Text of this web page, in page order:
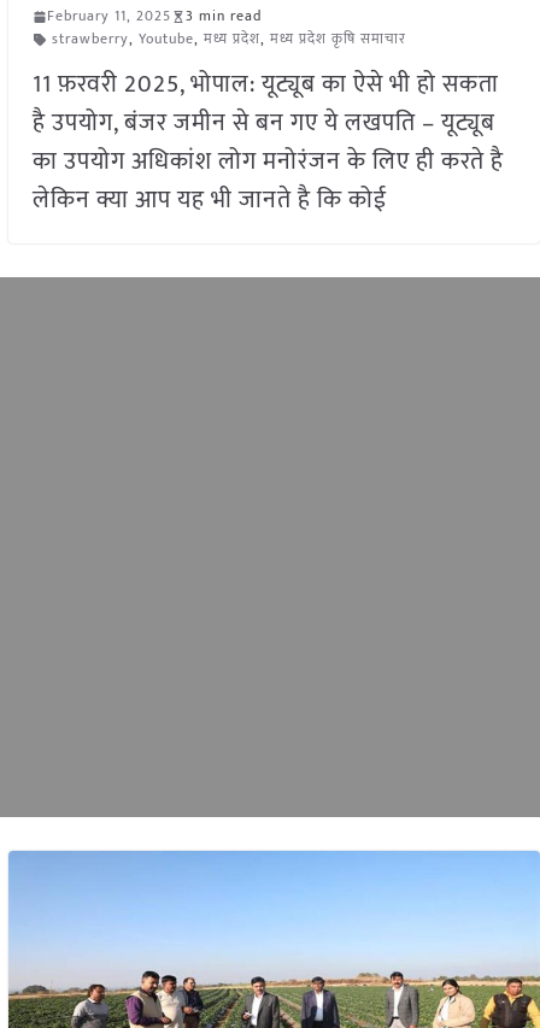
February 11, 2025
3 min read
strawberry, Youtube, मध्य प्रदेश, मध्य प्रदेश कृषि समाचार
11 फ़रवरी 2025, भोपाल: यूट्यूब का ऐसे भी हो सकता
है उपयोग, बंजर जमीन से बन गए ये लखपति – यूट्यूब
का उपयोग अधिकांश लोग मनोरंजन के लिए ही करते है
लेकिन क्या आप यह भी जानते है कि कोई